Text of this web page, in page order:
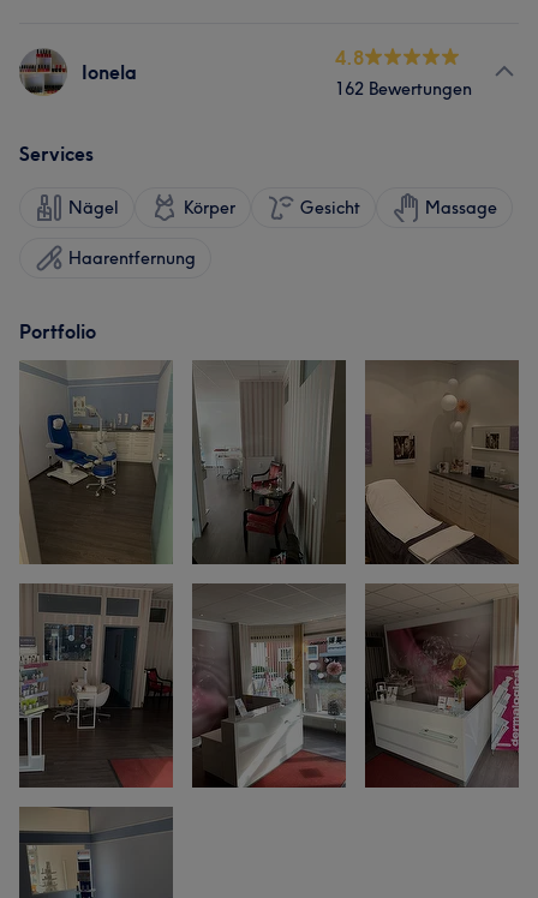
Ionela
4.8
162 Bewertungen
Services
Nägel Körper Gesicht Massage
Haarentfernung
Portfolio